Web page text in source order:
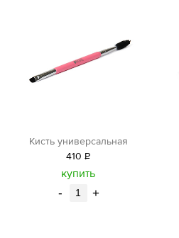
Кисть универсальная
410 Р
уб.
купить
- +